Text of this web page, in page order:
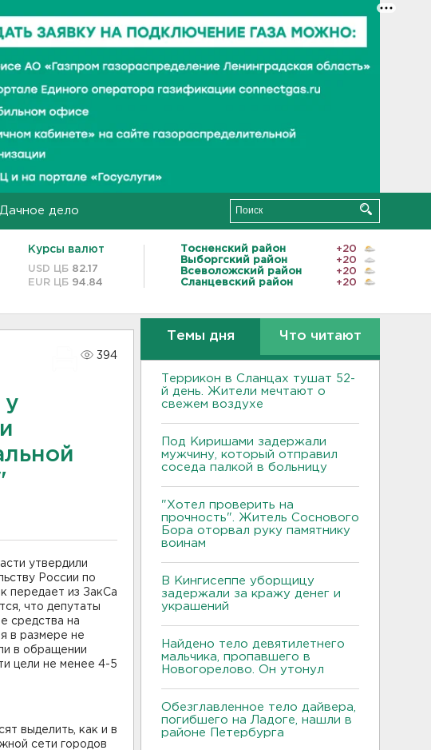
Дачное дело
Курсы валют
USD ЦБ 82.17
EUR ЦБ 94.84
Тосненский район
+20
Выборгский район
+20
Всеволожский район
+20
Сланцевский район
+20
394
у
утвердили
России по
передает из ЗакСа
что депутаты
средства на
в размере не
в обращении
цели не менее 4-5
выделить, как и в
сети городов
Темы дня Что читают
Террикон в Сланцах тушат 52-
й день. Жители мечтают о
свежем воздухе
Под Киришами задержали
мужчину, который отправил
соседа палкой в больницу
"Хотел проверить на
прочность". Житель Соснового
Бора оторвал руку памятнику
воинам
В Кингисеппе уборщицу
задержали за кражу денег и
украшений
Найдено тело девятилетнего
мальчика, пропавшего в
Новогорелово. Он утонул
Обезглавленное тело дайвера,
погибшего на Ладоге, нашли в
районе Петербурга